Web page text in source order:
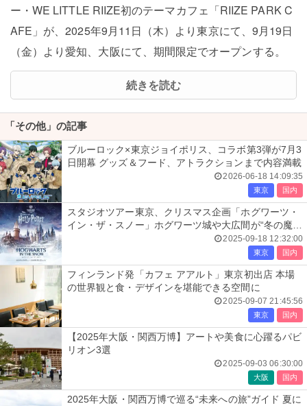
ー・WE LITTLE RIIZE初のテーマカフェ「RIIZE PARK C
AFE」が、2025年9月11日（木）より東京にて、9月19日
（金）より愛知、大阪にて、期間限定でオープンする。
続きを読む
「その他」の記事
ブルーロック×東京ジョイポリス、コラボ第3弾が7月3
日開幕 グッズ＆フード、アトラクションまで内容満載
2026-06-18 14:09:35
東京 国内
スタジオツアー東京、クリスマス企画「ホグワーツ・
イン・ザ・スノー」ホグワーツ城や大広間が“冬の魔
2025-09-18 12:32:00
東京 国内
フィンランド発「カフェ アアルト」東京初出店 本場
の世界観と食・デザインを堪能できる空間に
2025-09-07 21:45:56
東京 国内
【2025年大阪・関西万博】アートや美食に心躍るパビ
リオン3選
2025-09-03 06:30:00
大阪 国内
2025年大阪・関西万博で巡る“未来への旅”ガイド 夏に